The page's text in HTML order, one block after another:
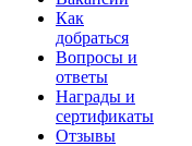
Как
добраться
Вопросы и
ответы
Награды и
сертификаты
Отзывы